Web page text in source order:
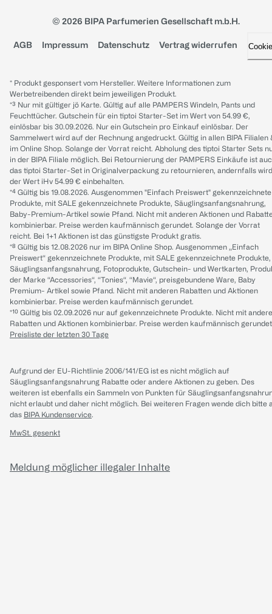
© 2026 BIPA Parfumerien Gesellschaft m.b.H.
AGB Impressum Datenschutz Vertrag widerrufen
* Produkt gesponsert vom Hersteller. Weitere Informationen zum
Werbetreibenden direkt beim jeweiligen Produkt.
*³ Nur mit gültiger jö Karte. Gültig auf alle PAMPERS Windeln, Pants und
Feuchttücher. Gutschein für ein tiptoi Starter-Set im Wert von 54.99 €,
einlösbar bis 30.09.2026. Nur ein Gutschein pro Einkauf einlösbar. Der
Sammelwert wird auf der Rechnung angedruckt. Gültig in allen BIPA Filialen
im Online Shop. Solange der Vorrat reicht. Abholung des tiptoi Starter Sets
in der BIPA Filiale möglich. Bei Retournierung der PAMPERS Einkäufe ist
das tiptoi Starter-Set in Originalverpackung zu retournieren, andernfalls wird
der Wert iHv 54.99 € einbehalten.
*⁴ Gültig bis 19.08.2026. Ausgenommen "Einfach Preiswert" gekennzeichnete
Produkte, mit SALE gekennzeichnete Produkte, Säuglingsanfangsnahrung,
Baby-Premium-Artikel sowie Pfand. Nicht mit anderen Aktionen und
kombinierbar. Preise werden kaufmännisch gerundet. Solange der Vorrat
reicht. Bei 1+1 Aktionen ist das günstigste Produkt gratis.
*⁸ Gültig bis 12.08.2026 nur im BIPA Online Shop. Ausgenommen „Einfach
Preiswert“ gekennzeichnete Produkte, mit SALE gekennzeichnete Produkte,
Säuglingsanfangsnahrung, Fotoprodukte, Gutschein- und Wertkarten,
der Marke “Accessories“, “Tonies“, “Mavie“, preisgebundene Ware, Baby
Premium- Artikel sowie Pfand. Nicht mit anderen Rabatten und Aktionen
kombinierbar. Preise werden kaufmännisch gerundet.
*¹⁰ Gültig bis 02.09.2026 nur auf gekennzeichnete Produkte. Nicht mit
Rabatten und Aktionen kombinierbar. Preise werden kaufmännisch
Preisliste der letzten 30 Tage
Aufgrund der EU-Richtlinie 2006/141/EG ist es nicht möglich auf
Säuglingsanfangsnahrung Rabatte oder andere Aktionen zu geben. Des
weiteren ist ebenfalls ein Sammeln von Punkten für
nicht erlaubt und daher nicht möglich. Bei weiteren Fragen wende dich bitte
das BIPA Kundenservice.
MwSt. gesenkt
Meldung möglicher illegaler Inhalte